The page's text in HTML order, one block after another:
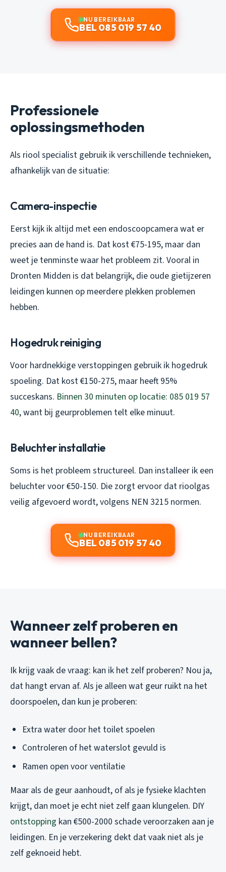
NU BEREIKBAAR
BEL 085 019 57 40
Professionele
oplossingsmethoden
Als riool specialist gebruik ik verschillende technieken,
afhankelijk van de situatie:
Camera-inspectie
Eerst kijk ik altijd met een endoscoopcamera wat er
precies aan de hand is. Dat kost €75-195, maar dan
weet je tenminste waar het probleem zit. Vooral in
Dronten Midden is dat belangrijk, die oude gietijzeren
leidingen kunnen op meerdere plekken problemen
hebben.
Hogedruk reiniging
Voor hardnekkige verstoppingen gebruik ik hogedruk
spoeling. Dat kost €150-275, maar heeft 95%
succeskans. Binnen 30 minuten op locatie: 085 019 57
40, want bij geurproblemen telt elke minuut.
Beluchter installatie
Soms is het probleem structureel. Dan installeer ik een
beluchter voor €50-150. Die zorgt ervoor dat rioolgas
veilig afgevoerd wordt, volgens NEN 3215 normen.
NU BEREIKBAAR
BEL 085 019 57 40
Wanneer zelf proberen en
wanneer bellen?
Ik krijg vaak de vraag: kan ik het zelf proberen? Nou ja,
dat hangt ervan af. Als je alleen wat geur ruikt na het
doorspoelen, dan kun je proberen:
Extra water door het toilet spoelen
Controleren of het waterslot gevuld is
Ramen open voor ventilatie
Maar als de geur aanhoudt, of als je fysieke klachten
krijgt, dan moet je echt niet zelf gaan klungelen. DIY
ontstopping kan €500-2000 schade veroorzaken aan je
leidingen. En je verzekering dekt dat vaak niet als je
zelf geknoeid hebt.